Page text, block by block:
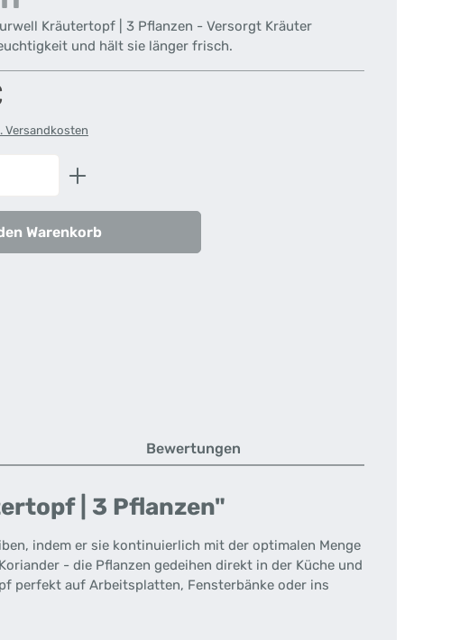
Kräutertopf | 3 Pflanzen - Versorgt Kräuter
und hält sie länger frisch.
Versandkosten
Gib den gewünschten Wert ein oder
Warenkorb
Bewertungen
| 3 Pflanzen"
indem er sie kontinuierlich mit der optimalen Menge
- die Pflanzen gedeihen direkt in der Küche und
perfekt auf Arbeitsplatten, Fensterbänke oder ins